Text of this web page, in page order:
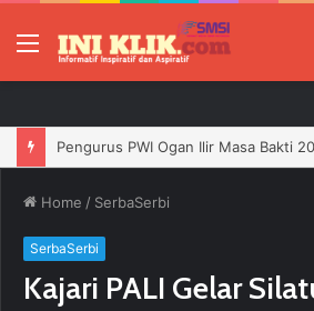
Menu
Home / SerbaSerbi
SerbaSerbi
Kajari PALI Gelar